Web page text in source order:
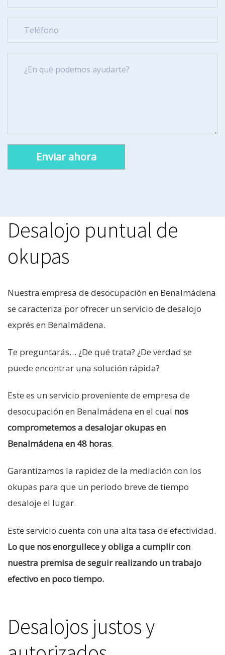
Desalojo puntual de
okupas
Nuestra empresa de desocupación en Benalmádena
se caracteriza por ofrecer un servicio de desalojo
exprés en Benalmádena.
Te preguntarás… ¿De qué trata? ¿De verdad se
puede encontrar una solución rápida?
Este es un servicio proveniente de empresa de
desocupación en Benalmádena en el cual nos
comprometemos a desalojar okupas en
Benalmádena en 48 horas.
Garantizamos la rapidez de la mediación con los
okupas para que un periodo breve de tiempo
desaloje el lugar.
Este servicio cuenta con una alta tasa de efectividad.
Lo que nos enorgullece y obliga a cumplir con
nuestra premisa de seguir realizando un trabajo
efectivo en poco tiempo.
Desalojos justos y